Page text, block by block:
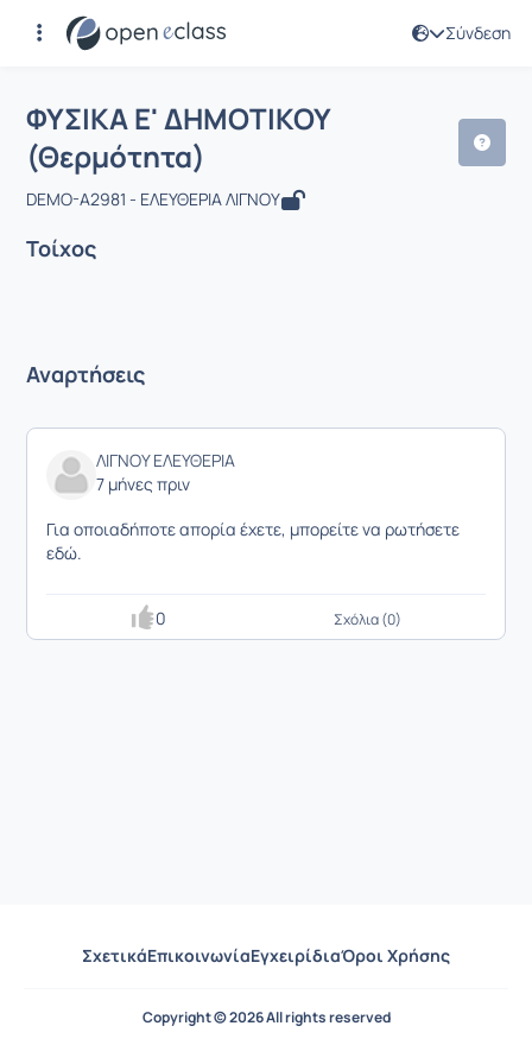
Σύνδεση
Μάθημα : ΦΥΣΙΚΑ Ε' ΔΗΜΟΤΙΚΟΥ
ΦΥΣΙΚΑ Ε' ΔΗΜΟΤΙΚΟΥ
(Θερμότητα)
DEMO-A2981 - ΕΛΕΥΘΕΡΙΑ ΛΙΓΝΟΥ
Τοίχος
Αναρτήσεις
ΛΙΓΝΟΥ ΕΛΕΥΘΕΡΙΑ
7 μήνες πριν
Για οποιαδήποτε απορία έχετε, μπορείτε να ρωτήσετε
εδώ.
0 Σχόλια (0)
ΣχετικάΕπικοινωνίαΕγχειρίδιαΌροι Χρήσης
Copyright © 2026 All rights reserved